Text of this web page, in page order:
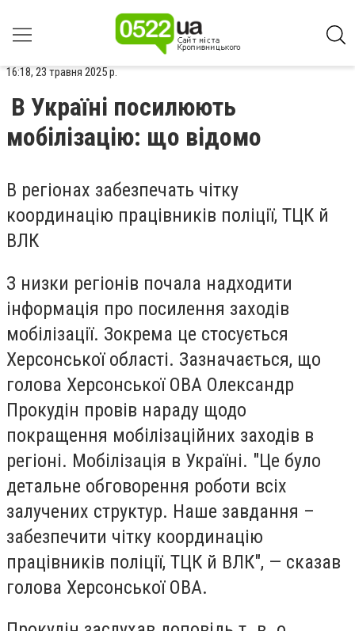
16:18, 23 травня 2025 р.
В Україні посилюють
мобілізацію: що відомо
В регіонах забезпечать чітку
координацію працівників поліції, ТЦК й
ВЛК
З низки регіонів почала надходити
інформація про посилення заходів
мобілізації. Зокрема це стосується
Херсонської області. Зазначається, що
голова Херсонської ОВА Олександр
Прокудін провів нараду щодо
покращення мобілізаційних заходів в
регіоні. Мобілізація в Україні. "Це було
детальне обговорення роботи всіх
залучених структур. Наше завдання –
забезпечити чітку координацію
працівників поліції, ТЦК й ВЛК", — сказав
голова Херсонської ОВА.